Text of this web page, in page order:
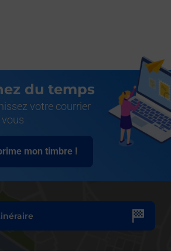
du temps
votre courrier
vous
mon timbre !